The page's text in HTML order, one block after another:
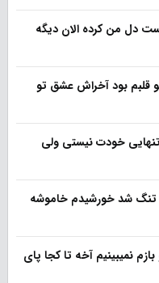
دل من کرده الان دیگه
قلبم بود آخراش عشق تو
تنهایی خودت نیستی ولی
تنگ شد خورشیدم خاموشه
نمیبینیم آخه تا کجا پای